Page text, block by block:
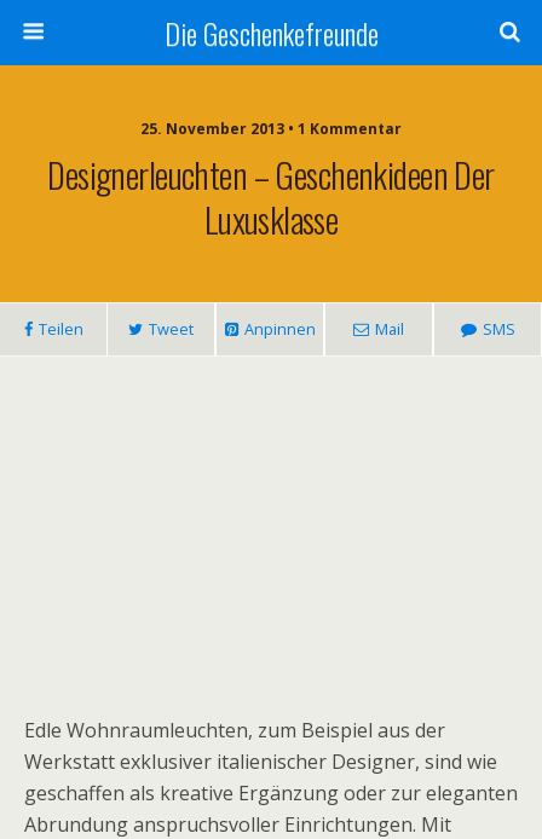
Die Geschenkefreunde
25. November 2013 • 1 Kommentar
Designerleuchten – Geschenkideen Der
Luxusklasse
Teilen Tweet Anpinnen Mail SMS
Edle Wohnraumleuchten, zum Beispiel aus der
Werkstatt exklusiver italienischer Designer, sind wie
geschaffen als kreative Ergänzung oder zur eleganten
Abrundung anspruchsvoller Einrichtungen. Mit